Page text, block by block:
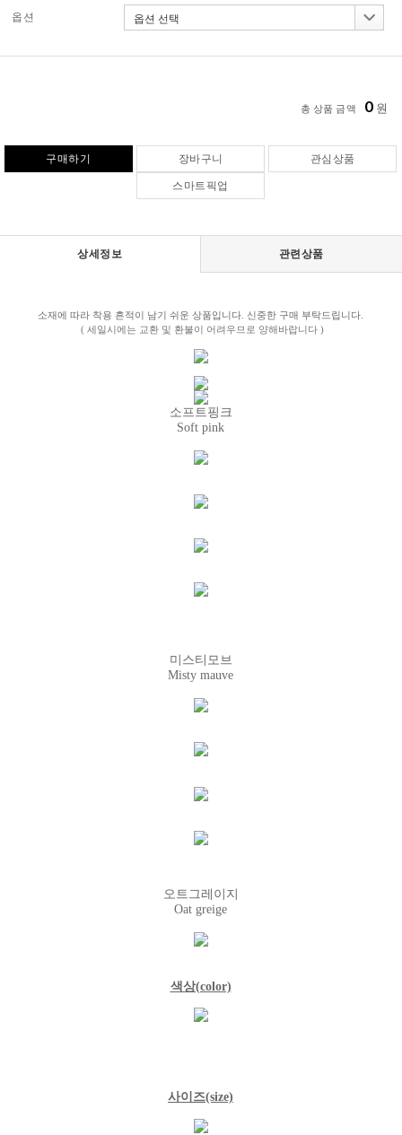
옵션
총 상품 금액 0 원
구매하기 장바구니
관심상품
스마트픽업
상세정보 관련상품
소재에 따라 착용 흔적이 남기 쉬운 상품입니다. 신중한 구매 부탁드립니다.
( 세일시에는 교환 및 환불이 어려우므로 양해바랍니다 )
소프트핑크
Soft pink
미스티모브
Misty mauve
오트그레이지
Oat greige
색상(color)
사이즈(size)